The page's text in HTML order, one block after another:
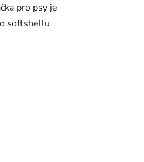
pro psy je
softshellu